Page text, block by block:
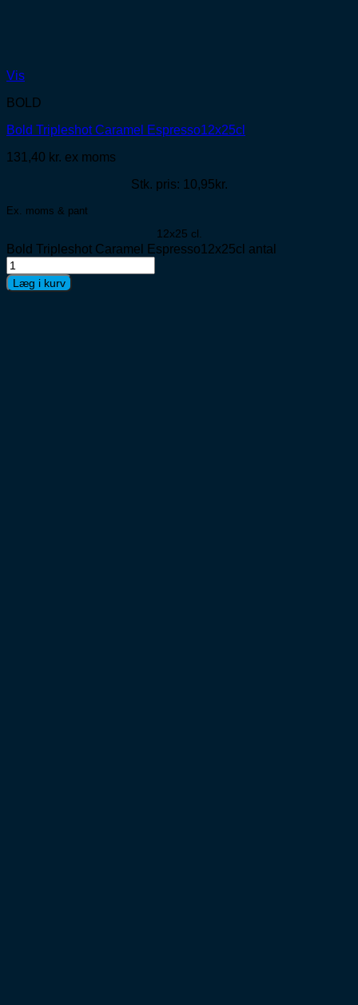
Vis
BOLD
Bold Tripleshot Caramel Espresso12x25cl
131,40 kr. ex moms
Stk. pris: 10,95kr.
Ex. moms & pant
12x25 cl.
Bold Tripleshot Caramel Espresso12x25cl antal
Læg i kurv